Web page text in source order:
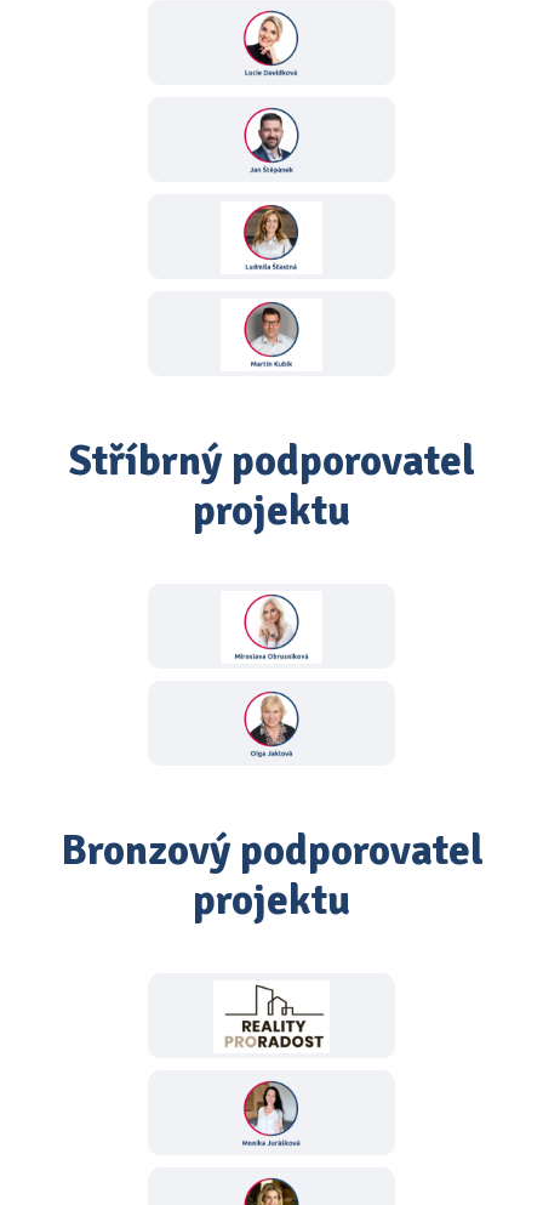
Stříbrný podporovatel
projektu
Bronzový podporovatel
projektu